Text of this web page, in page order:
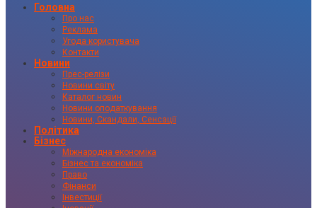
Головна
Про нас
Реклама
Угода користувача
Контакти
Новини
Прес-релізи
Новини світу
Каталог новин
Новини оподаткування
Новини, Скандали, Сенсації
Політика
Бізнес
Міжнародна економіка
Бізнес та економіка
Право
Фінанси
Інвестиції